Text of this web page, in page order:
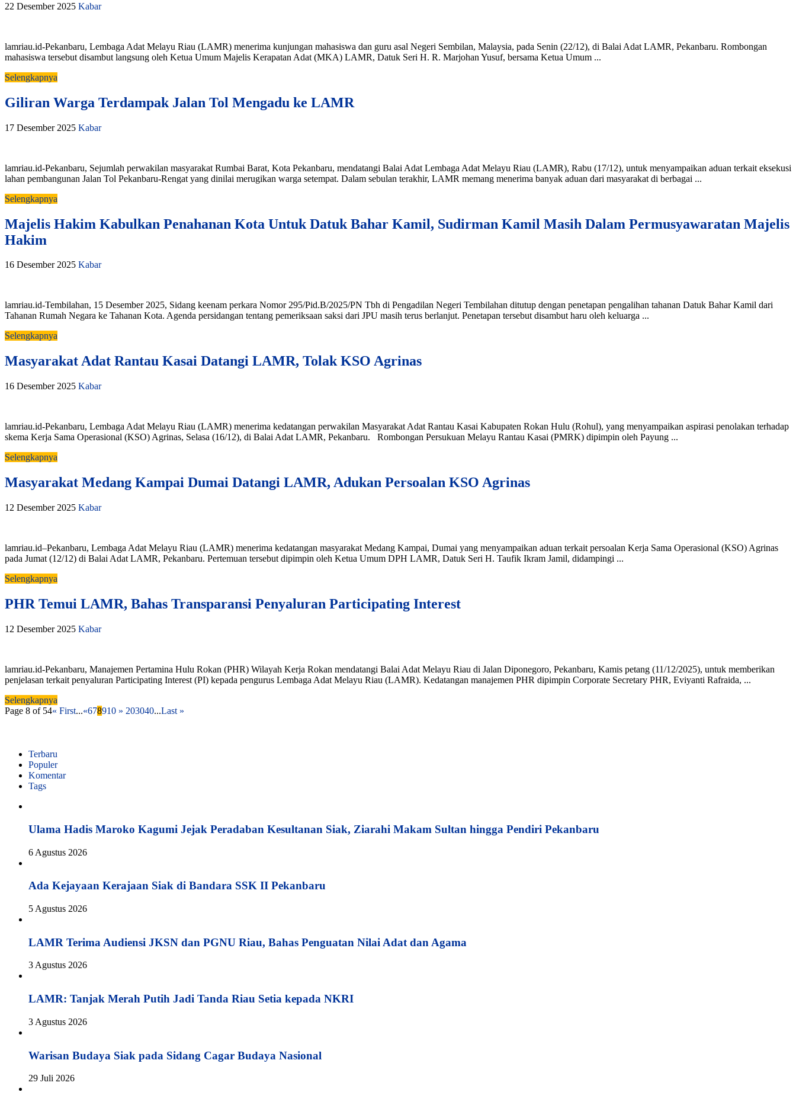
22 Desember 2025 Kabar
lamriau.id-Pekanbaru, Lembaga Adat Melayu Riau (LAMR) menerima kunjungan mahasiswa dan guru asal Negeri Sembilan, Malaysia, pada Senin (22/12), di Balai Adat LAMR, Pekanbaru. Rombongan
mahasiswa tersebut disambut langsung oleh Ketua Umum Majelis Kerapatan Adat (MKA) LAMR, Datuk Seri H. R. Marjohan Yusuf, bersama Ketua Umum ...
Selengkapnya
Giliran Warga Terdampak Jalan Tol Mengadu ke LAMR
17 Desember 2025 Kabar
lamriau.id-Pekanbaru, Sejumlah perwakilan masyarakat Rumbai Barat, Kota Pekanbaru, mendatangi Balai Adat Lembaga Adat Melayu Riau (LAMR), Rabu (17/12), untuk menyampaikan aduan terkait eksekusi
lahan pembangunan Jalan Tol Pekanbaru-Rengat yang dinilai merugikan warga setempat. Dalam sebulan terakhir, LAMR memang menerima banyak aduan dari masyarakat di berbagai ...
Selengkapnya
Majelis Hakim Kabulkan Penahanan Kota Untuk Datuk Bahar Kamil, Sudirman Kamil Masih Dalam Permusyawaratan Majelis
Hakim
16 Desember 2025 Kabar
lamriau.id-Tembilahan, 15 Desember 2025, Sidang keenam perkara Nomor 295/Pid.B/2025/PN Tbh di Pengadilan Negeri Tembilahan ditutup dengan penetapan pengalihan tahanan Datuk Bahar Kamil dari
Tahanan Rumah Negara ke Tahanan Kota. Agenda persidangan tentang pemeriksaan saksi dari JPU masih terus berlanjut. Penetapan tersebut disambut haru oleh keluarga ...
Selengkapnya
Masyarakat Adat Rantau Kasai Datangi LAMR, Tolak KSO Agrinas
16 Desember 2025 Kabar
lamriau.id-Pekanbaru, Lembaga Adat Melayu Riau (LAMR) menerima kedatangan perwakilan Masyarakat Adat Rantau Kasai Kabupaten Rokan Hulu (Rohul), yang menyampaikan aspirasi penolakan terhadap
skema Kerja Sama Operasional (KSO) Agrinas, Selasa (16/12), di Balai Adat LAMR, Pekanbaru. Rombongan Persukuan Melayu Rantau Kasai (PMRK) dipimpin oleh Payung ...
Selengkapnya
Masyarakat Medang Kampai Dumai Datangi LAMR, Adukan Persoalan KSO Agrinas
12 Desember 2025 Kabar
lamriau.id–Pekanbaru, Lembaga Adat Melayu Riau (LAMR) menerima kedatangan masyarakat Medang Kampai, Dumai yang menyampaikan aduan terkait persoalan Kerja Sama Operasional (KSO) Agrinas
pada Jumat (12/12) di Balai Adat LAMR, Pekanbaru. Pertemuan tersebut dipimpin oleh Ketua Umum DPH LAMR, Datuk Seri H. Taufik Ikram Jamil, didampingi ...
Selengkapnya
PHR Temui LAMR, Bahas Transparansi Penyaluran Participating Interest
12 Desember 2025 Kabar
lamriau.id-Pekanbaru, Manajemen Pertamina Hulu Rokan (PHR) Wilayah Kerja Rokan mendatangi Balai Adat Melayu Riau di Jalan Diponegoro, Pekanbaru, Kamis petang (11/12/2025), untuk memberikan
penjelasan terkait penyaluran Participating Interest (PI) kepada pengurus Lembaga Adat Melayu Riau (LAMR). Kedatangan manajemen PHR dipimpin Corporate Secretary PHR, Eviyanti Rafraida, ...
Selengkapnya
Page 8 of 54« First...«678910 » 203040...Last »
Terbaru
Populer
Komentar
Tags
Ulama Hadis Maroko Kagumi Jejak Peradaban Kesultanan Siak, Ziarahi Makam Sultan hingga Pendiri Pekanbaru
6 Agustus 2026
Ada Kejayaan Kerajaan Siak di Bandara SSK II Pekanbaru
5 Agustus 2026
LAMR Terima Audiensi JKSN dan PGNU Riau, Bahas Penguatan Nilai Adat dan Agama
3 Agustus 2026
LAMR: Tanjak Merah Putih Jadi Tanda Riau Setia kepada NKRI
3 Agustus 2026
Warisan Budaya Siak pada Sidang Cagar Budaya Nasional
29 Juli 2026